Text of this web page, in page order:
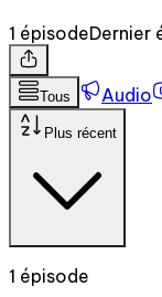
1 épisodeDernier
Tous Audio
Plus récent
1 épisode